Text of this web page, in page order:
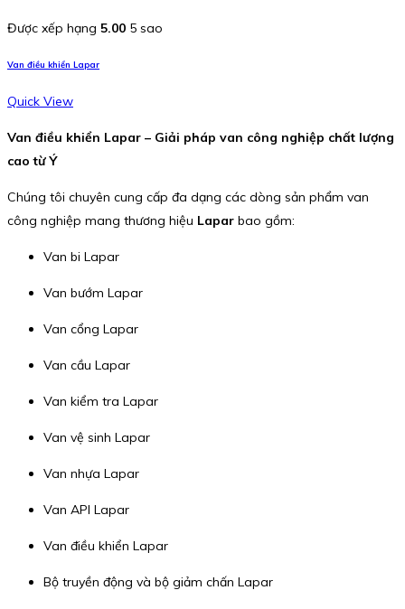
Được xếp hạng 5.00 5 sao
Van điều khiển Lapar
Quick View
Van điều khiển Lapar – Giải pháp van công nghiệp chất lượng
cao từ Ý
Chúng tôi chuyên cung cấp đa dạng các dòng sản phẩm van
công nghiệp mang thương hiệu Lapar bao gồm:
Van bi Lapar
Van bướm Lapar
Van cổng Lapar
Van cầu Lapar
Van kiểm tra Lapar
Van vệ sinh Lapar
Van nhựa Lapar
Van API Lapar
Van điều khiển Lapar
Bộ truyền động và bộ giảm chấn Lapar